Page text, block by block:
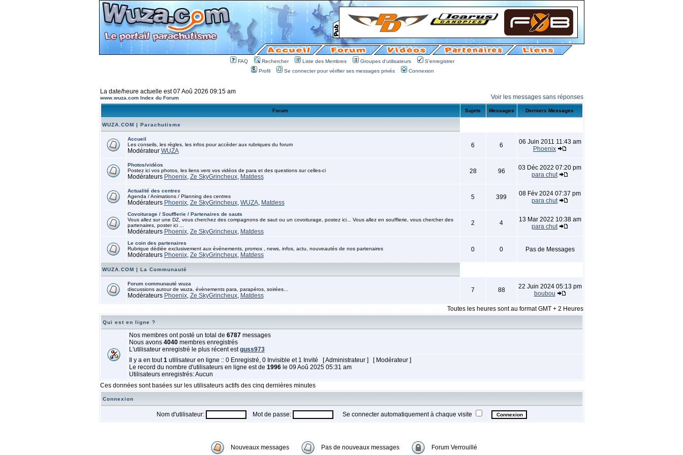
FAQ Rechercher Liste des Membres Groupes d'utilisateurs
S'enregistrer
Profil
Se connecter pour vérifier ses messages privés Connexion
La date/heure actuelle est 07 Aoû 2026 09:15 am
www.wuza.com Index du Forum Voir les messages sans réponses
Forum Sujets Messages Derniers Messages
WUZA.COM | Parachutisme
Accueil
Les conseils, les règles, les infos pour accèder aux rubriques du forum
Modérateur WUZA
6 6
06 Juin 2011 11:43 am
Phoenix
Photos/vidéos
Postez ici vos photos, les liens vers vos vidéos de para et des questions sur celles-ci
Modérateurs Phoenix, Ze SkyGrincheux, Matdess
28 96
03 Déc 2022 07:20 pm
para chut
Actualité des centres
Agenda / Animations / Planning des centres
Modérateurs Phoenix, Ze SkyGrincheux, WUZA, Matdess
5 399
08 Fév 2024 07:37 pm
para chut
Covoiturage / Soufflerie / Partenaires de sauts
Vous allez sur une DZ, vous cherchez des compagnons de saut ou un covoiturage, postez ici... Vous allez en soufflerie, vous chercher des
partenaires, poster ici ...
Modérateurs Phoenix, Ze SkyGrincheux, Matdess
2 4
13 Mar 2022 10:38 am
para chut
Le coin des partenaires
Rubrique dédiée exclusivement aux événements, promos , news, infos, actu, nouveautés de nos partenaires
Modérateurs Phoenix, Ze SkyGrincheux, Matdess
0 0 Pas de Messages
WUZA.COM | La Communauté
Forum communauté wuza
discussions autour de wuza, évènements para, parapéros, soirées...
Modérateurs Phoenix, Ze SkyGrincheux, Matdess
7 88
22 Juin 2024 05:13 pm
boubou
Toutes les heures sont au format GMT + 2 Heures
Qui est en ligne ?
Nos membres ont posté un total de 6787messages
Nous avons 4040membres enregistrés
L'utilisateur enregistré le plus récent estguss973
Il y a en tout1utilisateur en ligne :: 0 Enregistré, 0 Invisible et 1 Invité [Administrateur] [ Modérateur]
Le record du nombre d'utilisateurs en ligne est de 1996le 09 Aoû 2025 05:31 am
Utilisateurs enregistrés: Aucun
Ces données sont basées sur les utilisateurs actifs des cinq dernières minutes
Connexion
Nom d'utilisateur: Mot de passe: Se connecter automatiquement à chaque visite
Nouveaux messages Pas de nouveaux messages Forum Verrouillé